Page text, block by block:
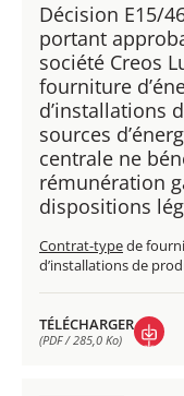
Décision E15/
portant
société Creos
fourniture
d’installations
sources
centrale ne
rémunération
dispositions
Contrat-typede
d’installations de
TÉLÉCHARGER
(PDF / 285,0 Ko)